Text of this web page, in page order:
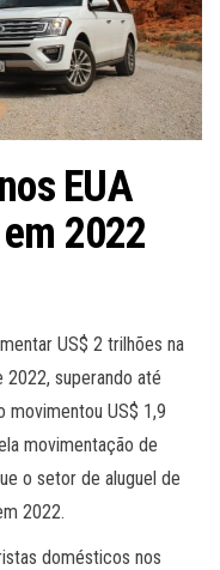
o
EUA
2022
US$ 2 trilhões na
superando até
movimentou US$ 1,9
movimentação de
o setor de aluguel de
2022.
domésticos nos